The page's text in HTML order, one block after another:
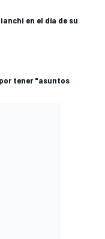
en el día de su
tener "asuntos